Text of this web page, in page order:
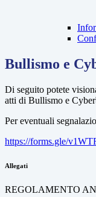
Bullismo e
Di seguito potete
atti di Bullismo e
Per eventuali
https://forms.gle/
Allegati
REGOLAMENTO